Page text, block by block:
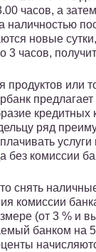
часов, а
наличностью
новые
3 часов,
продуктов или
кредитных
ряд
услуги
без комиссии
снять
комиссии
(от 3 % и
банком на